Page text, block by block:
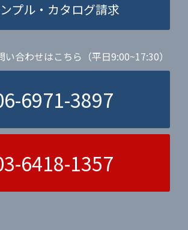
プル・カタログ請求
合わせはこちら（平日9:00~17:30）
6971-3897
6418-1357